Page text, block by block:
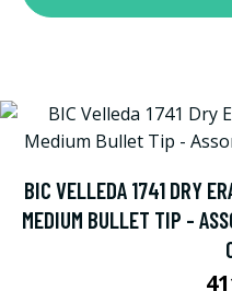
BIC VELLEDA 1741 DRY
MEDIUM BULLET TIP -